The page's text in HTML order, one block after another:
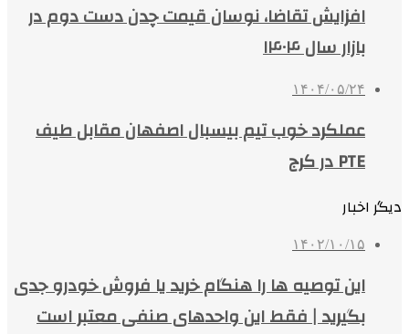
افزایش تقاضا، نوسان قیمت چدن دست دوم در
بازار سال ۱۴۰۴
۱۴۰۴/۰۵/۲۴
عملکرد خوب تیم بیسبال اصفهان مقابل طیف
PTE در کرج
دیگر اخبار
۱۴۰۲/۱۰/۱۵
این توصیه ها را هنگام خرید یا فروش خودرو جدی
بگیرید | فقط این واحدهای صنفی معتبر است